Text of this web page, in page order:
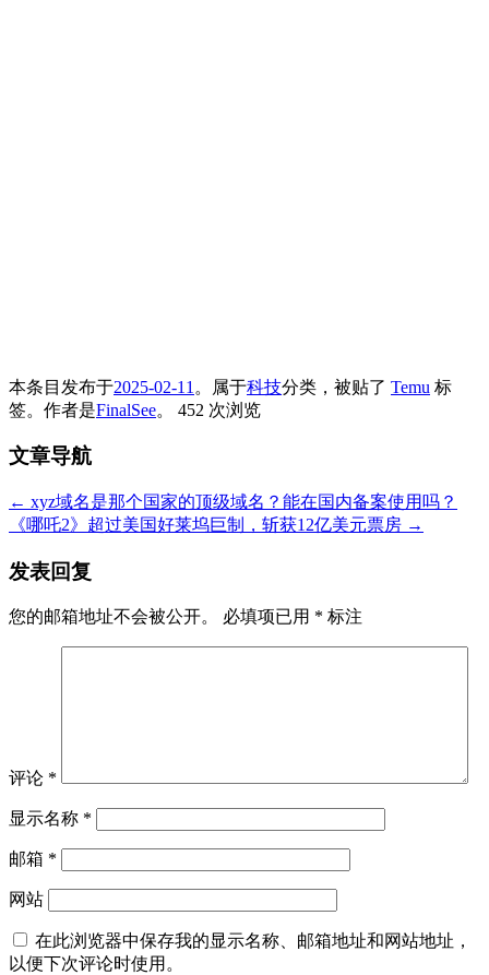
本条目发布于2025-02-11 。属于科技分类，被贴了 Temu 标
签。 作者是FinalSee。 452 次浏览
文章导航
← xyz域名是那个国家的顶级域名？能在国内备案使用吗？
《哪吒2》超过美国好莱坞巨制，斩获12亿美元票房 →
发表回复
您的邮箱地址不会被公开。 必填项已用 * 标注
评论 *
显示名称 *
邮箱 *
网站
在此浏览器中保存我的显示名称、邮箱地址和网站地址，
以便下次评论时使用。